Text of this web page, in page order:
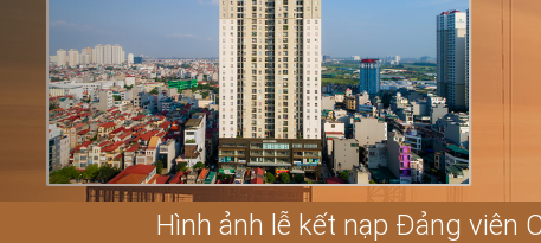
Hình ảnh lễ kết nạp Đảng viên